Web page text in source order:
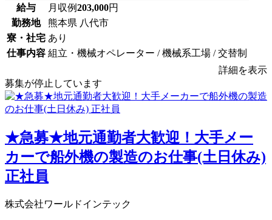
給与 月収例203,000円
勤務地
熊本県 八代市
寮・社宅 あり
仕事内容 組立・機械オペレーター / 機械系工場 / 交替制
詳細を表示
募集が停止しています
★急募★地元通勤者大歓迎！大手メー
カーで船外機の製造のお仕事(土日休み)
正社員
株式会社ワールドインテック